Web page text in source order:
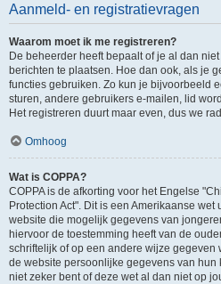
Aanmeld- en registratievragen
Waarom moet ik me registreren?
De beheerder heeft bepaalt of je al dan
berichten te plaatsen. Hoe dan ook, als je
functies gebruiken. Zo kun je bijvoorbeeld
sturen, andere gebruikers e-mailen, lid
Het registreren duurt maar even, dus we
Omhoog
Wat is COPPA?
COPPA is de afkorting voor het Engelse
Protection Act". Dit is een Amerikaanse
website die mogelijk gegevens van
hiervoor de toestemming heeft van de
schriftelijk of op een andere wijze gegeven
de website persoonlijke gegevens van hun
niet zeker bent of deze wet al dan niet op